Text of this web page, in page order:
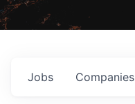
Jobs Companies